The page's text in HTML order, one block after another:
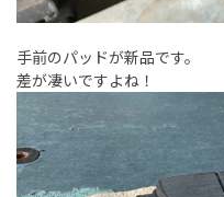
手前のパッドが新品です。
差が凄いですよね！